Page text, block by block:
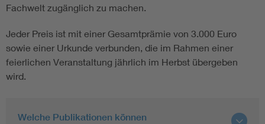
Fachwelt zugänglich zu machen.
Jeder Preis ist mit einer Gesamtprämie von 3.000 Euro
sowie einer Urkunde verbunden, die im Rahmen einer
feierlichen Veranstaltung jährlich im Herbst übergeben
wird.
Welche Publikationen können